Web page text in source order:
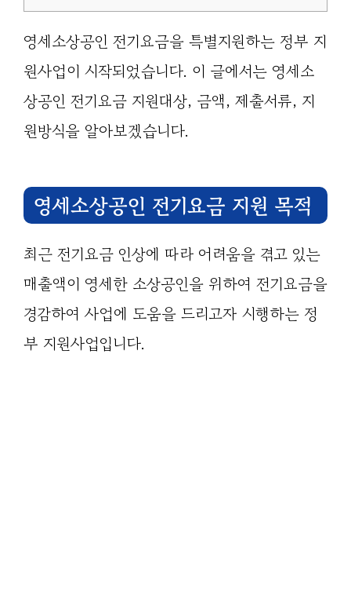
영세소상공인 전기요금을 특별지원하는 정부 지
원사업이 시작되었습니다. 이 글에서는 영세소
상공인 전기요금 지원대상, 금액, 제출서류, 지
원방식을 알아보겠습니다.
영세소상공인 전기요금 지원 목적
최근 전기요금 인상에 따라 어려움을 겪고 있는
매출액이 영세한 소상공인을 위하여 전기요금을
경감하여 사업에 도움을 드리고자 시행하는 정
부 지원사업입니다.